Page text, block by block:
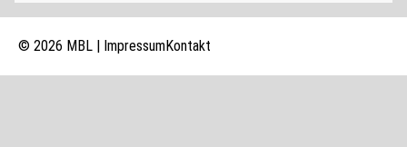
© 2026 MBL | ImpressumKontakt